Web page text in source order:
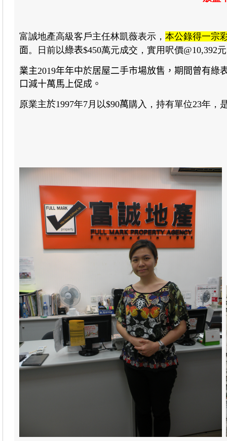
富誠地產高級客戶主任林凱薇表示， 本公錄得一宗
面。日前以綠表$450萬元成交，實用呎價@10,392
業主2019年年中於居屋二手市場放售，期間曾有
口減十萬馬上促成。
原業主於1997年7 月以$90萬購入，持有單位23年，